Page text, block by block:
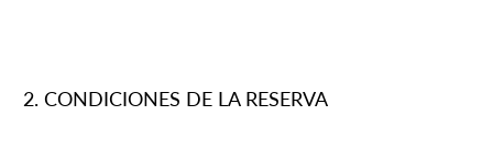
CONDICIONES DE LA RESERVA